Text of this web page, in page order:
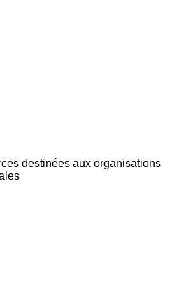
destinées aux organisations